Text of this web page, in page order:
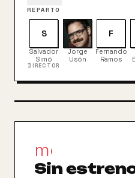
financiará su próxima
REPARTO
S
Salvador
Simó
DIRECTOR
Jorge
Usón
F
Fernando
Ramos
movie_filter
Sin